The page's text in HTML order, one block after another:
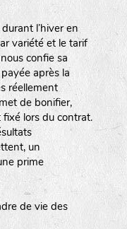
l’hiver en
variété et le tarif
confie sa
après la
réellement
de bonifier,
fixé lors du contrat.
un
prime
de vie des
à gauche)